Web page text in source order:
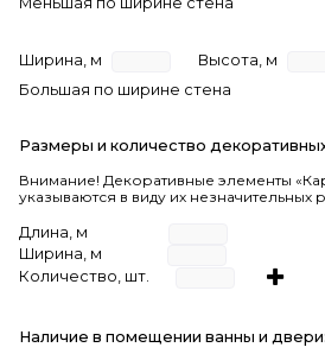
Ширина, м
Высота, м
Большая по ширине стена
Размеры и количество
Внимание! Декоративные элементы
указываются в виду их незначительных
Длина, м
Ширина, м
Количество, шт.
Наличие в помещении ванны и двери: